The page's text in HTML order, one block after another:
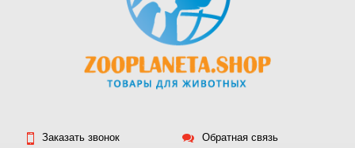
Заказать звонок Обратная связь